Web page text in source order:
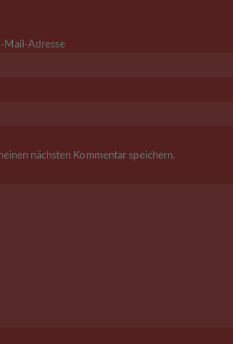
Mail-Adresse
nächsten Kommentar speichern.